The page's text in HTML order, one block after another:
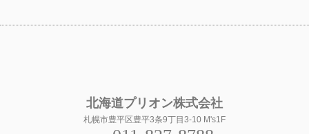
北海道プリオン株式会社
札幌市豊平区豊平3条9丁目3-10 M's1F